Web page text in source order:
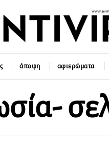
άποψη αφιερώματα
-